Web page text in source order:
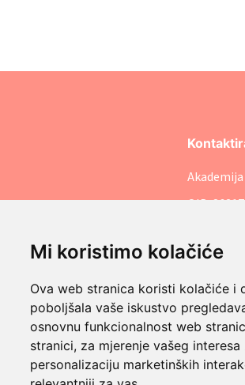
Mi koristimo kolačiće
Ova web stranica koristi kolačiće i
poboljšala vaše iskustvo
osnovnu funkcionalnost web
stranici, za mjerenje vašeg
personalizaciju marketinških
OIB:
+385
Savska